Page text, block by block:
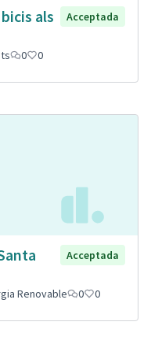
als
Acceptada
0 0
Acceptada
Renovable 0 0